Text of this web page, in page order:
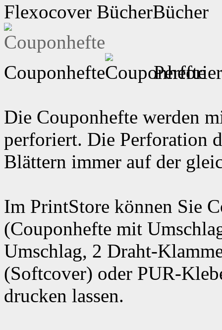
Flexocover Bücher
Couponhefte
Die Couponhefte werden
perforiert. Die Perforation
Blättern immer auf der
Im PrintStore können Sie
(Couponhefte mit
Umschlag, 2 Draht-
(Softcover) oder PUR-
drucken lassen.